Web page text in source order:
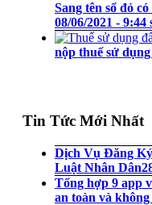
Sang tên sổ đỏ
08/06/2021 - 9:44
nộp thuế sử
Tin Tức Mới Nhất
Dịch Vụ Đăng
Luật Nhân Dân
Tổng hợp 9 app
an toàn và